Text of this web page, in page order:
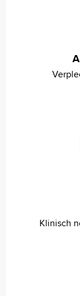
Klinisch